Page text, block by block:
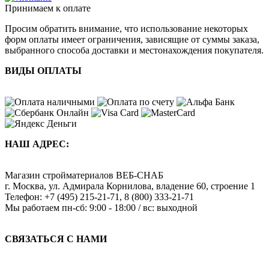
Принимаем к оплате
Просим обратить внимание, что использование некоторых
форм оплаты имеет ограничения, зависящие от суммы заказа,
выбранного способа доставки и местонахождения покупателя.
ВИДЫ ОПЛАТЫ
НАШ АДРЕС:
Магазин стройматериалов ВЕБ-СНАБ
г. Москва, ул. Адмирала Корнилова, владение 60, строение 1
Телефон: +7 (495) 215-21-71 , 8 (800) 333-21-71
Мы работаем пн-сб: 9:00 - 18:00 / вс: выходной
СВЯЗАТЬСЯ С НАМИ